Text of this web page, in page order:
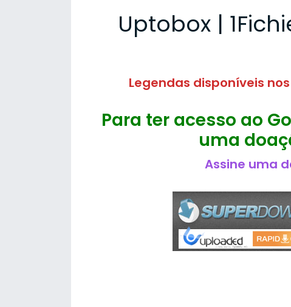
Uptobox |
Legendas disponíveis
Para ter acesso ao
uma
Assine uma